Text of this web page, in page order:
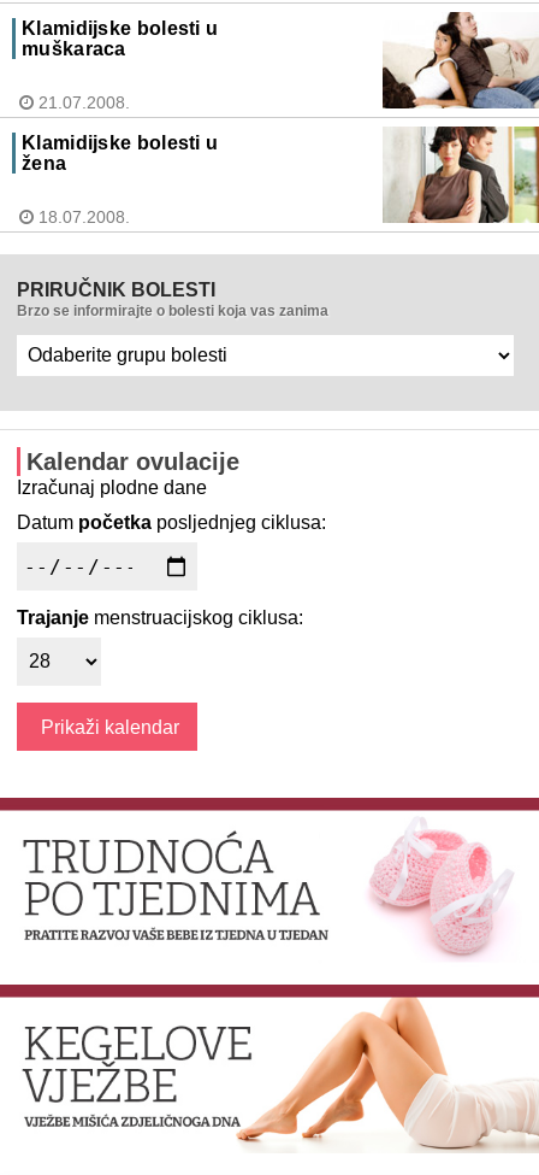
Klamidijske bolesti u
muškaraca
21.07.2008.
Klamidijske bolesti u
žena
18.07.2008.
PRIRUČNIK BOLESTI
Brzo se informirajte o bolesti koja vas zanima
Kalendar ovulacije
Izračunaj plodne dane
Datum početka posljednjeg ciklusa:
Trajanje menstruacijskog ciklusa: